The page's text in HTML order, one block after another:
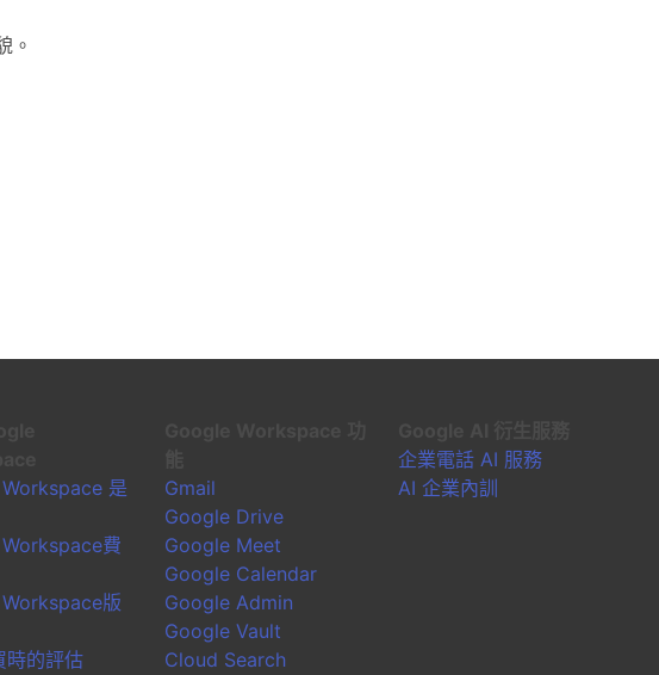
。
是
費
版
時的評估
Gmail
Google Drive
Google Meet
Google Calendar
Google Admin
Google Vault
Cloud Search
企業電話 AI 服務
AI 企業內訓